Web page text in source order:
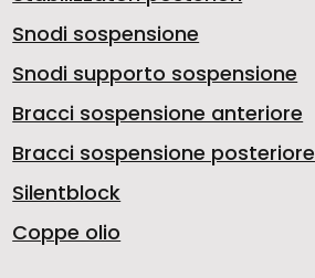
Snodi sospensione
Snodi supporto sospensione
Bracci sospensione anteriore
Bracci sospensione posteriore
Silentblock
Coppe olio